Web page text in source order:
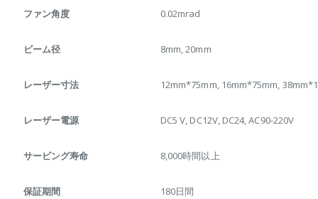
ファン角度 0.02mrad
ビーム径 8mm, 20mm
レーザー寸法 12mm*75mm, 16mm*75mm,
レーザー電源 DC5 V, DC12V, DC24, AC90-220V
サービング寿命 8,000時間以上
保証期間 180日間